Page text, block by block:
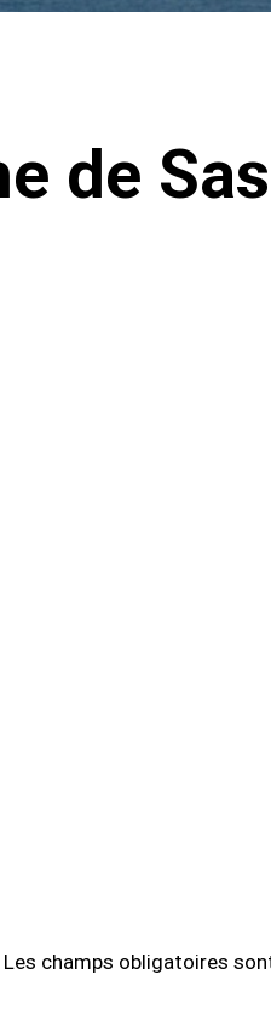
de
Les champs obligatoires